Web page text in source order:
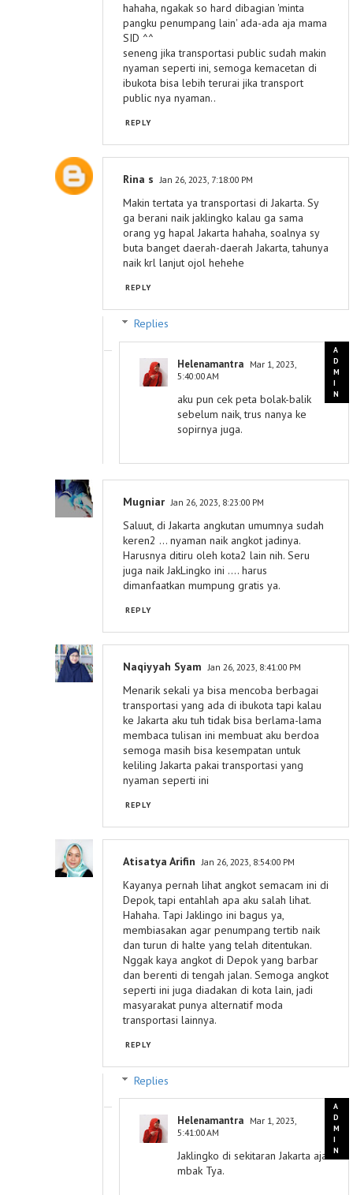
hahaha, ngakak so hard dibagian 'minta
pangku penumpang lain' ada-ada aja mama
SID ^^
seneng jika transportasi public sudah makin
nyaman seperti ini, semoga kemacetan di
ibukota bisa lebih terurai jika transport
public nya nyaman..
REPLY
Rina s Jan 26, 2023, 7:18:00 PM
Makin tertata ya transportasi di Jakarta. Sy
ga berani naik jaklingko kalau ga sama
orang yg hapal Jakarta hahaha, soalnya sy
buta banget daerah-daerah Jakarta, tahunya
naik krl lanjut ojol hehehe
REPLY
Replies
Helenamantra Mar 1, 2023,
5:40:00 AM
aku pun cek peta bolak-balik
sebelum naik, trus nanya ke
sopirnya juga.
Mugniar Jan 26, 2023, 8:23:00 PM
Saluut, di Jakarta angkutan umumnya sudah
keren2 ... nyaman naik angkot jadinya.
Harusnya ditiru oleh kota2 lain nih. Seru
juga naik JakLingko ini .... harus
dimanfaatkan mumpung gratis ya.
REPLY
Naqiyyah Syam Jan 26, 2023, 8:41:00 PM
Menarik sekali ya bisa mencoba berbagai
transportasi yang ada di ibukota tapi kalau
ke Jakarta aku tuh tidak bisa berlama-lama
membaca tulisan ini membuat aku berdoa
semoga masih bisa kesempatan untuk
keliling Jakarta pakai transportasi yang
nyaman seperti ini
REPLY
Atisatya Arifin Jan 26, 2023, 8:54:00 PM
Kayanya pernah lihat angkot semacam ini di
Depok, tapi entahlah apa aku salah lihat.
Hahaha. Tapi Jaklingo ini bagus ya,
membiasakan agar penumpang tertib naik
dan turun di halte yang telah ditentukan.
Nggak kaya angkot di Depok yang barbar
dan berenti di tengah jalan. Semoga angkot
seperti ini juga diadakan di kota lain, jadi
masyarakat punya alternatif moda
transportasi lainnya.
REPLY
Replies
Helenamantra Mar 1, 2023,
5:41:00 AM
Jaklingko di sekitaran Jakarta aja
mbak Tya.